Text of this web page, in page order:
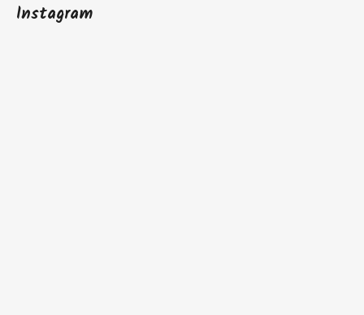
Instagram